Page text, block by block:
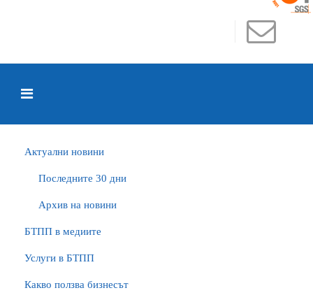
Актуални новини
Последните 30 дни
Архив на новини
БTПП в медиите
Услуги в БТПП
Какво ползва бизнесът